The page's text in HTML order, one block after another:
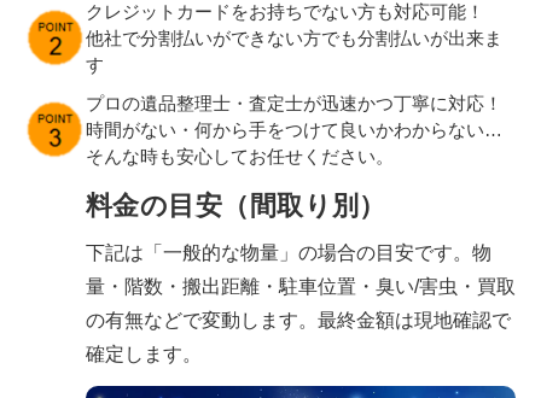
クレジットカードをお持ちでない方も対応可能！
他社で分割払いができない方でも分割払いが出来ま
す
プロの遺品整理士・査定士が迅速かつ丁寧に対応！
時間がない・何から手をつけて良いかわからない…
そんな時も安心してお任せください。
料金の目安（間取り別）
下記は「一般的な物量」の場合の目安です。物
量・階数・搬出距離・駐車位置・臭い/害虫・買取
の有無などで変動します。最終金額は現地確認で
確定します。